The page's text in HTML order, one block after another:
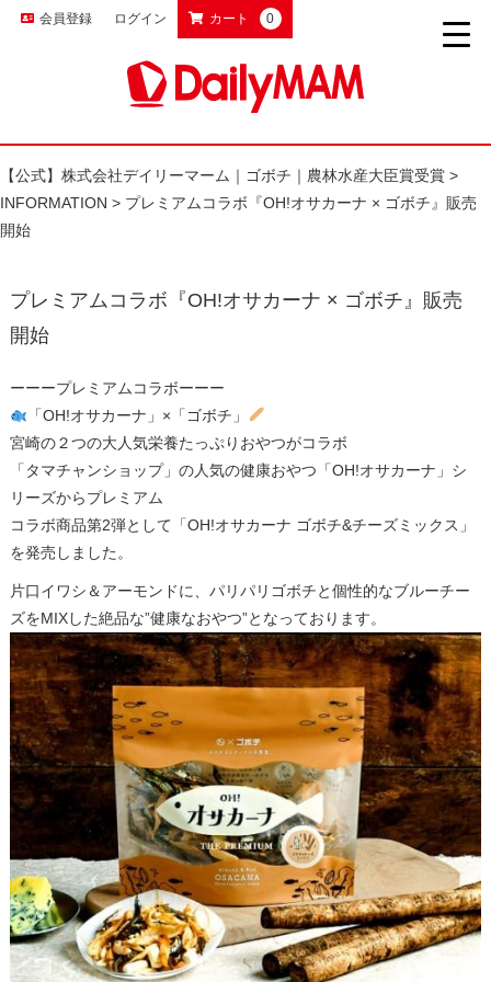
会員登録 ログイン カート 0
【公式】株式会社デイリーマーム｜ゴボチ｜農林水産大臣賞受賞 >
INFORMATION > プレミアムコラボ『OH!オサカーナ × ゴボチ』販売
開始
プレミアムコラボ『OH!オサカーナ × ゴボチ』販売
開始
ーーープレミアムコラボーーー
「OH!オサカーナ」×「ゴボチ」
宮崎の２つの大人気栄養たっぷりおやつがコラボ
「タマチャンショップ」の​​人気の健康おやつ「OH!オサカーナ」シ
リーズからプレミアム
コラボ商品第2弾として「OH!オサカーナ ゴボチ&チーズミックス」
を発売しました​。
片口イワシ＆アーモンドに、パリパリゴボチと個性的なブルーチー
ズをMIXした絶品な”健康なおやつ”となっております。